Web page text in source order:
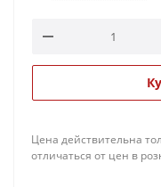
Цена действительна
отличаться от цен в